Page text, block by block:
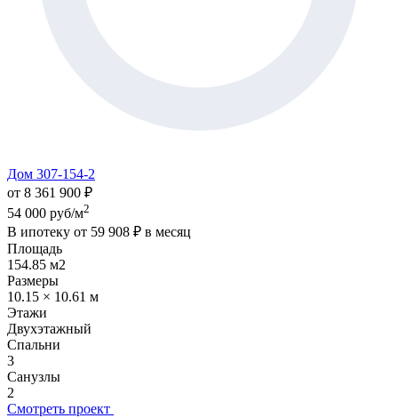
Дом 307-154-2
от 8 361 900 ₽
54 000 руб/м2
В ипотеку от 59 908 ₽ в месяц
Площадь
154.85 м2
Размеры
10.15 × 10.61 м
Этажи
Двухэтажный
Спальни
3
Санузлы
2
Смотреть проект